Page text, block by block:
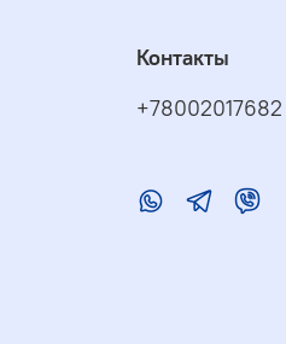
Контакты
+78002017682